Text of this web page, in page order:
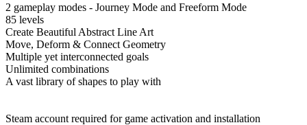
2 gameplay modes - Journey Mode and Freeform Mode
85 levels
Create Beautiful Abstract Line Art
Move, Deform & Connect Geometry
Multiple yet interconnected goals
Unlimited combinations
A vast library of shapes to play with
Steam account required for game activation and installation